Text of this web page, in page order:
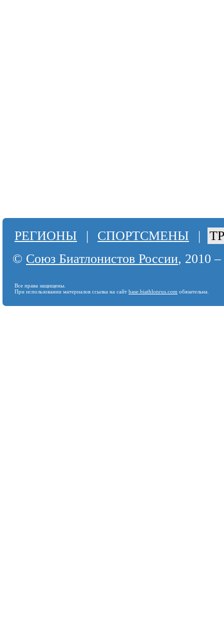
РЕГИОНЫ | СПОРТСМЕНЫ |
© Союз Биатлонистов России, 2010
Все права защищены.
При использовании материалов ссылка на сайт base.biathlonrus.com обязательна.